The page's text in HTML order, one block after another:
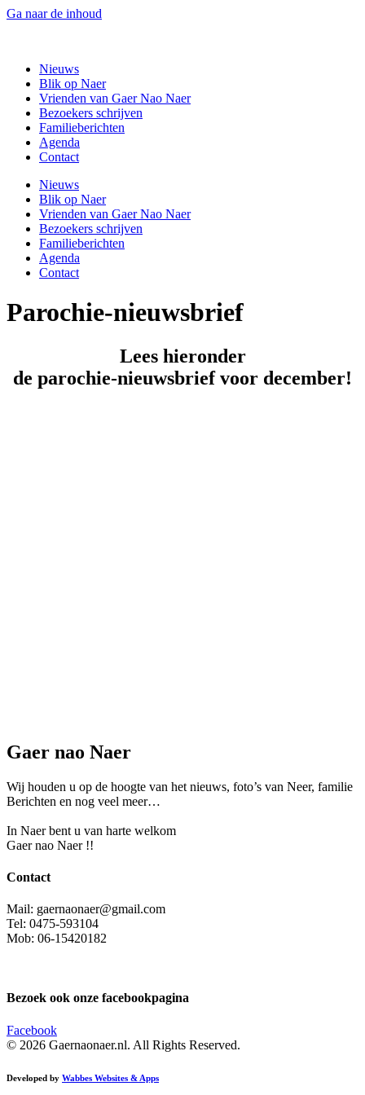
Ga naar de inhoud
Nieuws
Blik op Naer
Vrienden van Gaer Nao Naer
Bezoekers schrijven
Familieberichten
Agenda
Contact
Nieuws
Blik op Naer
Vrienden van Gaer Nao Naer
Bezoekers schrijven
Familieberichten
Agenda
Contact
Parochie-nieuwsbrief
Lees hieronder
de parochie-nieuwsbrief voor december!
Gaer nao Naer
Wij houden u op de hoogte van het nieuws, foto’s van Neer, familie
Berichten en nog veel meer…
In Naer bent u van harte welkom
Gaer nao Naer !!
Contact
Mail: gaernaonaer@gmail.com
Tel: 0475-593104
Mob: 06-15420182
Bezoek ook onze facebookpagina
Facebook
© 2026 Gaernaonaer.nl. All Rights Reserved.
Developed by Wabbes Websites & Apps